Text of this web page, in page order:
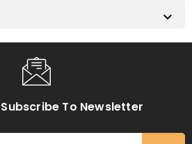

Subscribe To Newsletter